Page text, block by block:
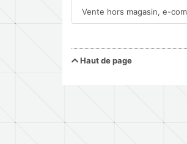
Vente hors magasin, e-
Haut de page